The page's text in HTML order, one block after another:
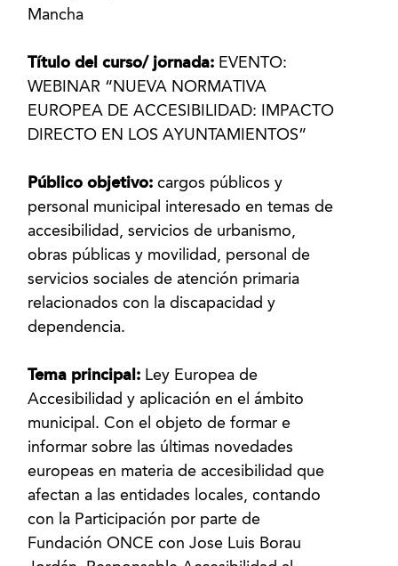
Mancha
Título del curso/ jornada: EVENTO:
WEBINAR “NUEVA NORMATIVA
EUROPEA DE ACCESIBILIDAD: IMPACTO
DIRECTO EN LOS AYUNTAMIENTOS”
Público objetivo:cargos públicos y
personal municipal interesado en temas de
accesibilidad, servicios de urbanismo,
obras públicas y movilidad, personal de
servicios sociales de atención primaria
relacionados con la discapacidad y
dependencia.
Tema principal: Ley Europea de
Accesibilidad y aplicación en el ámbito
municipal. Con el objeto de formar e
informar sobre las últimas novedades
europeas en materia de accesibilidad que
afectan a las entidades locales, contando
con la Participación por parte de
Fundación ONCE con Jose Luis Borau